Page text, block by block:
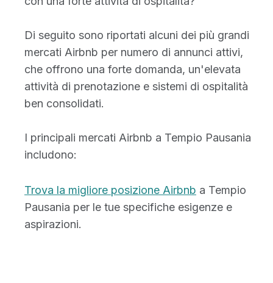
Di seguito sono riportati alcuni dei più grandi
mercati Airbnb per numero di annunci attivi,
che offrono una forte domanda, un'elevata
attività di prenotazione e sistemi di ospitalità
ben consolidati.
I principali mercati Airbnb a Tempio Pausania
includono:
Trova la migliore posizione Airbnb a Tempio
Pausania per le tue specifiche esigenze e
aspirazioni.